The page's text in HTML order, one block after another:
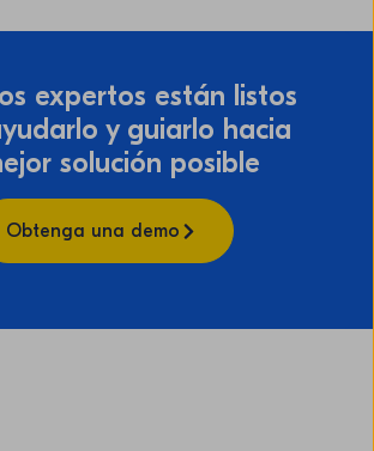
expertos están listos
y guiarlo hacia
solución posible
Obtenga una demo